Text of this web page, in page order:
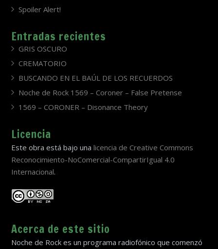
Spoiler Alert!
Entradas recientes
GRIS OSCURO
CREMATORIO
BUSCANDO EN EL BAÚL DE LOS RECUERDOS
Noche de Rock 1569 – Coroner – False Pretense
1569 – CORONER – Disonance Theory
Licencia
Este obra está bajo una licencia de Creative Commons
Reconocimiento-NoComercial-CompartirIgual 4.0
Internacional.
Acerca de este sitio
Noche de Rock es un programa radiofónico que comenzó